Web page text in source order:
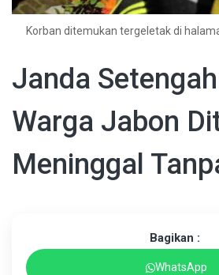
Korban ditemukan tergeletak di
Janda
Warga Jabon
Meninggal
Bagikan :
WhatsApp